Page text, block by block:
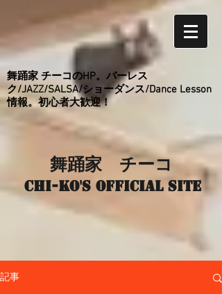
舞踊家 チーコのHP。バーレス
ク/JAZZ/SALSA/ショーダンス/Dance Lesson
情報。初心者大歓迎！
舞踊家 チーコ
Chi-ko's Official site
記事